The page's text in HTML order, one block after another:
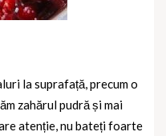
la suprafață, precum o
zahărul pudră și mai
atenție, nu bateți foarte